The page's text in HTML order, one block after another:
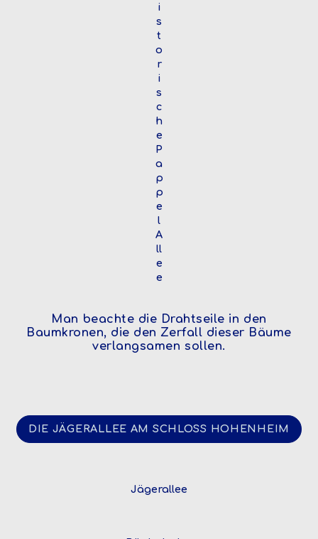
i
s
t
o
r
i
s
c
h
e
P
a
p
p
e
l
A
ll
e
e
Man beachte die Drahtseile in den
Baumkronen, die den Zerfall dieser Bäume
verlangsamen sollen.
DIE JÄGERALLEE AM SCHLOSS HOHENHEIM
Jägerallee